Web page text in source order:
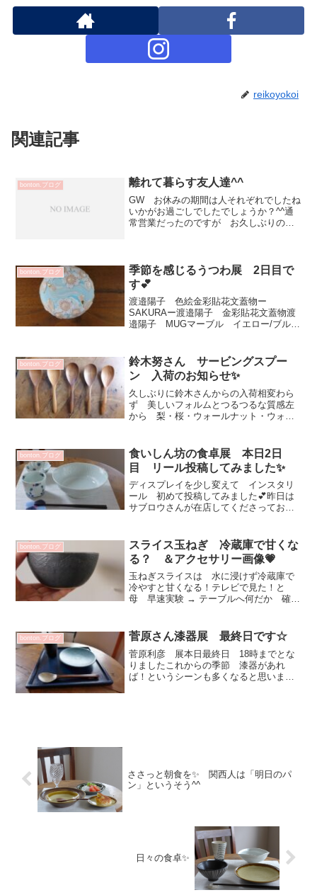
reikoyokoi
関連記事
bonton.ブログ 離れて暮らす友人達^^
GW お休みの期間は人それぞれでしたね
いかがお過ごしでしたでしょうか？^^通
常営業だったのですが お久しぶりの方
嬉しさのGW楽しくず...
bonton.ブログ
季節を感じるうつわ展 2日目で
す💕
渡邉陽子 色絵金彩貼花文蓋物ー
SAKURAー渡邉陽子 金彩貼花文蓋物渡
邉陽子 MUGマーブル イエロー/ブルー
らして嬉しい♡新生活スタートされる
方 松平彩子さんのお茶...
bonton.ブログ
鈴木努さん サービングスプー
ン 入荷のお知らせ✨
久しぶりに鈴木さんからの入荷相変わら
ず 美しいフォルムとつるつるな質感左
から 梨・桜・ウォールナット・ウォー
さんの アイボリー鉢に♡ お豆のサラ
ダもサクッとすく...
bonton.ブログ
食いしん坊の食卓展 本日2日
目 リール投稿してみました✨
ディスプレイを少し変えて インスタリ
ール 初めて投稿してみました💕昨日は
サブロウさんが在店してくださってお客
露目のサブロウさんお箸置き 豆皿とし
てもお使いいただけます山...
bonton.ブログ
スライス玉ねぎ 冷蔵庫で甘くな
る？ ＆アクセサリー画像💗
玉ねぎスライスは 水に浸けず冷蔵庫で
冷やすと甘くなる！テレビで見た！と
母 早速実験 → テーブルへ何だか 確か
行動をするのもいいね(^^)v✨サラダをい
れたボウル大野素...
bonton.ブログ 菅原さん漆器展 最終日です☆
菅原利彦 展本日最終日 18時までとな
りましたこれからの季節 漆器があれ
ば！というシーンも多くなると思います
ささっと朝食を✨ 関西人は「明日のパ
ン」というそう^^
日々の食卓✨